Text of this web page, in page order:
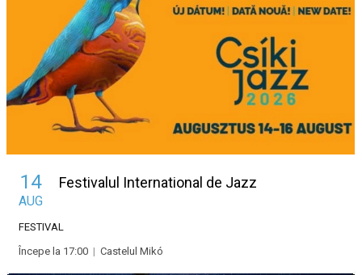
14
AUG
Festivalul International de Jazz
FESTIVAL
Începe la 17:00 | Castelul Mikó